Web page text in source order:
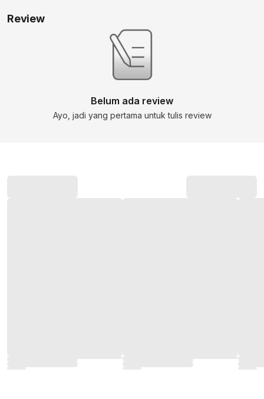
Review
Belum ada review
Ayo, jadi yang pertama untuk tulis review